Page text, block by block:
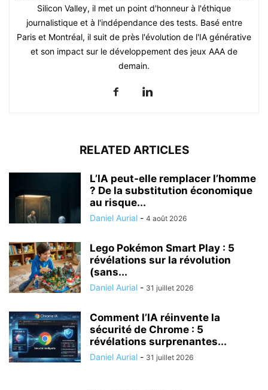
Silicon Valley, il met un point d'honneur à l'éthique
journalistique et à l'indépendance des tests. Basé entre
Paris et Montréal, il suit de près l'évolution de l'IA générative
et son impact sur le développement des jeux AAA de
demain.
RELATED ARTICLES
L’IA peut-elle remplacer l’homme
? De la substitution économique
au risque...
Daniel Aurial - 4 août 2026
Lego Pokémon Smart Play : 5
révélations sur la révolution
(sans...
Daniel Aurial - 31 juillet 2026
Comment l’IA réinvente la
sécurité de Chrome : 5
révélations surprenantes...
Daniel Aurial - 31 juillet 2026